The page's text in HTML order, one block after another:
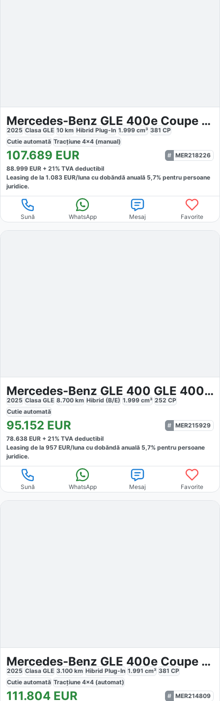
Mercedes-Benz GLE 400e Coupe 4Matic AMG Line Advanced Plus
2025 Clasa GLE 10 km Hibrid Plug-In 1.999 cm³ 381 CP
Cutie automată Tracțiune 4x4 (manual)
107.689 EUR
MER218226
88.999 EUR + 21% TVA deductibil
Leasing de la 1.083 EUR/luna cu dobăndă anuală 5,7% pentru persoane
juridice.
Sună WhatsApp Mesaj Favorite
Mercedes-Benz GLE 400 GLE 400e 4M AMG Line Premium
2025 Clasa GLE 8.700 km Hibrid (B/E) 1.999 cm³ 252 CP
Cutie automată
95.152 EUR
MER215929
78.638 EUR + 21% TVA deductibil
Leasing de la 957 EUR/luna cu dobăndă anuală 5,7% pentru persoane
juridice.
Sună WhatsApp Mesaj Favorite
Mercedes-Benz GLE 400e Coupe 4MATIC
2025 Clasa GLE 3.100 km Hibrid Plug-In 1.991 cm³ 381 CP
Cutie automată Tracțiune 4x4 (automat)
111.804 EUR MER214809